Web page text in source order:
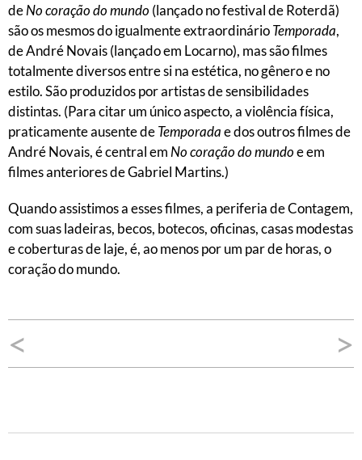
deNo coração do mundo (lançado no festival de Roterdã)
são os mesmos do igualmente extraordinárioTemporada,
de André Novais (lançado em Locarno), mas são filmes
totalmente diversos entre si na estética, no gênero e no
estilo. São produzidos por artistas de sensibilidades
distintas. (Para citar um único aspecto, a violência física,
praticamente ausente deTemporadae dos outros filmes de
André Novais, é central em No coração do mundoe em
filmes anteriores de Gabriel Martins.)
Quando assistimos a esses filmes, a periferia de Contagem,
com suas ladeiras, becos, botecos, oficinas, casas modestas
e coberturas de laje, é, ao menos por um par de horas, o
coração do mundo.
Navegação
de
< >